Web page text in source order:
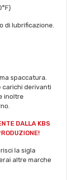
di lubrificazione.
spaccatura.
derivanti
inoltre
DALLA KBS
la sigla
altre marche